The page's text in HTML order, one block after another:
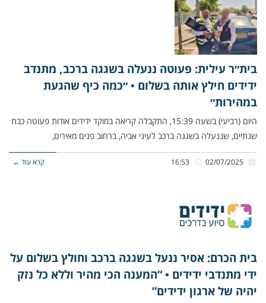
בית״ר עילית: פעוטה ננעלה בשגגה ברכב, מתנדב
ידידים חילץ אותה בשלום • ״כמה כיף שהגעת
במהירות״
היום (רביעי) בשעה 15:39, התקבלה קריאה במוקד ידידים אודות פעוטה כבת
שנתיים, שננעלה בשגגה ברכב לעיני אביה, ברחוב פנים מאירים,
קרא עוד ←
בית הכרם: אסיר ננעל בשגגה ברכב וחולץ בשלום על
ידי מתנדבי ידידים • “המענה הכי מהיר וללא כל נזק
יהיה של ארגון ידידים”